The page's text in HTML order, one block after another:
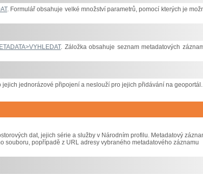
. Formulář obsahuje velké množství parametrů, pomocí kterých je
. Záložka obsahuje seznam metadatových
jejich jednorázové připojení a neslouží pro jejich přidávání na geoportál.
dat, jejich série a služby v Národním profilu. Metadatový
souboru, popřípadě z URL adresy vybraného metadatového záznamu